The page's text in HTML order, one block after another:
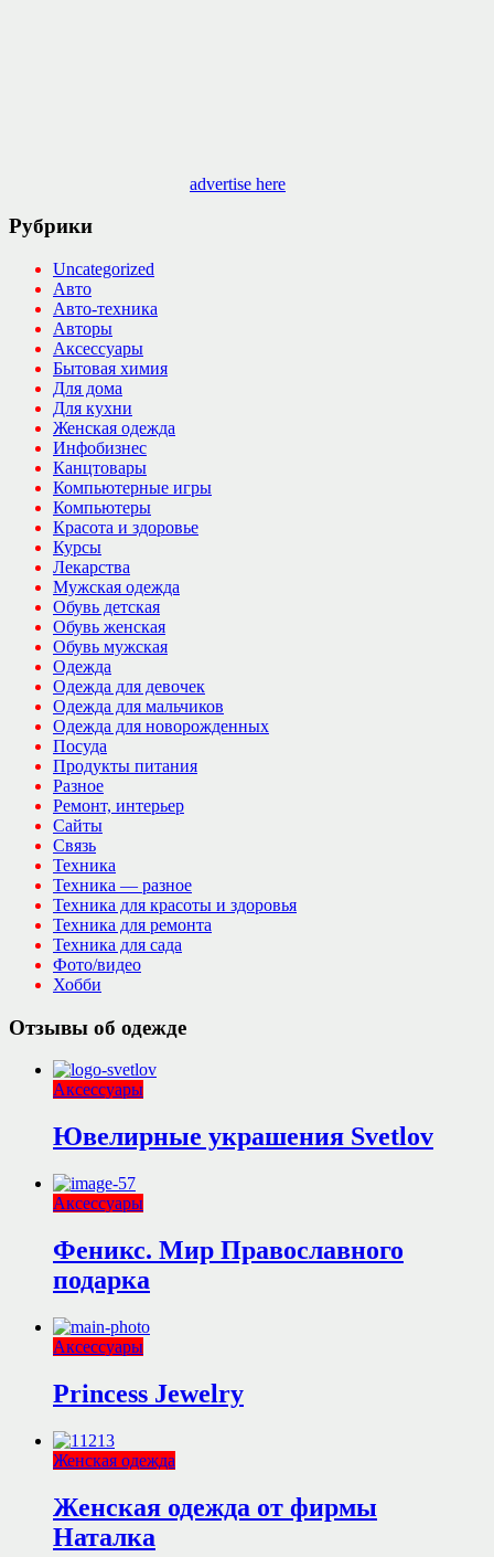
advertise here
Рубрики
Uncategorized
Авто
Авто-техника
Авторы
Аксессуары
Бытовая химия
Для дома
Для кухни
Женская одежда
Инфобизнес
Канцтовары
Компьютерные игры
Компьютеры
Красота и здоровье
Курсы
Лекарства
Мужская одежда
Обувь детская
Обувь женская
Обувь мужская
Одежда
Одежда для девочек
Одежда для мальчиков
Одежда для новорожденных
Посуда
Продукты питания
Разное
Ремонт, интерьер
Сайты
Связь
Техника
Техника — разное
Техника для красоты и здоровья
Техника для ремонта
Техника для сада
Фото/видео
Хобби
Отзывы об одежде
Аксессуары
Ювелирные украшения Svetlov
Аксессуары
Феникс. Мир Православного
подарка
Аксессуары
Princess Jewelry
Женская одежда
Женская одежда от фирмы
Наталка